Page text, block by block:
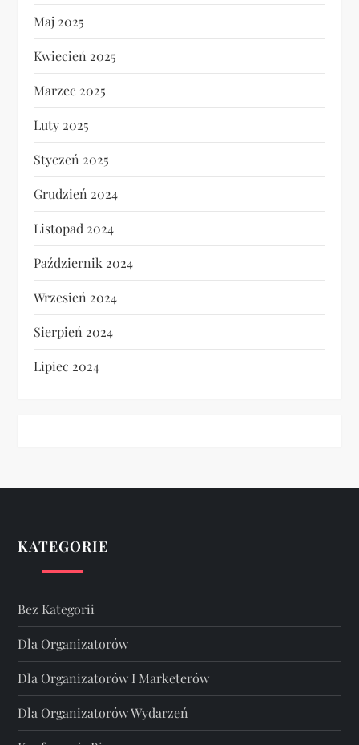
Maj 2025
Kwiecień 2025
Marzec 2025
Luty 2025
Styczeń 2025
Grudzień 2024
Listopad 2024
Październik 2024
Wrzesień 2024
Sierpień 2024
Lipiec 2024
KATEGORIE
Bez Kategorii
Dla Organizatorów
Dla Organizatorów I Marketerów
Dla Organizatorów Wydarzeń